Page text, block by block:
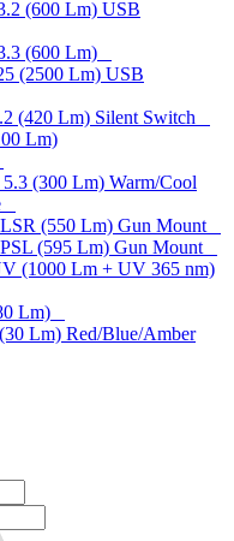
(600 Lm) USB
(600 Lm)
(2500 Lm) USB
(420 Lm) Silent Switch
Lm)
(300 Lm) Warm/Cool
(550 Lm) Gun Mount
(595 Lm) Gun Mount
(1000 Lm + UV 365 nm)
Lm)
Lm) Red/Blue/Amber